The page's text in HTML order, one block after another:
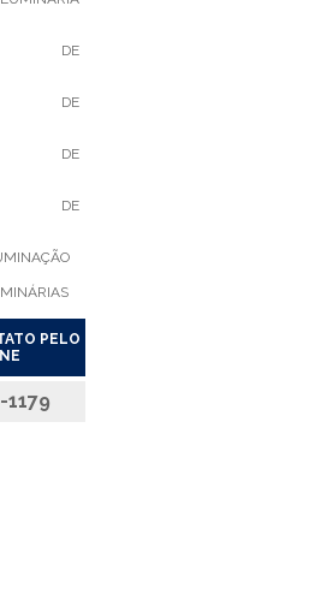
DE
DE
DE
DE
2X18
PELO
1179